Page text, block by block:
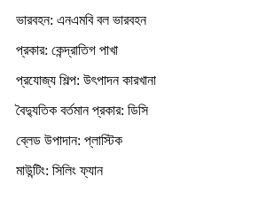
ভারবহন: এনএমবি বল ভারবহন
প্রকার: কেন্দ্রাতিগ পাখা
প্রযোজ্য শিল্প: উৎপাদন কারখানা
বৈদ্যুতিক বর্তমান প্রকার: ডিসি
ব্লেড উপাদান: প্লাস্টিক
মাউন্টিং: সিলিং ফ্যান